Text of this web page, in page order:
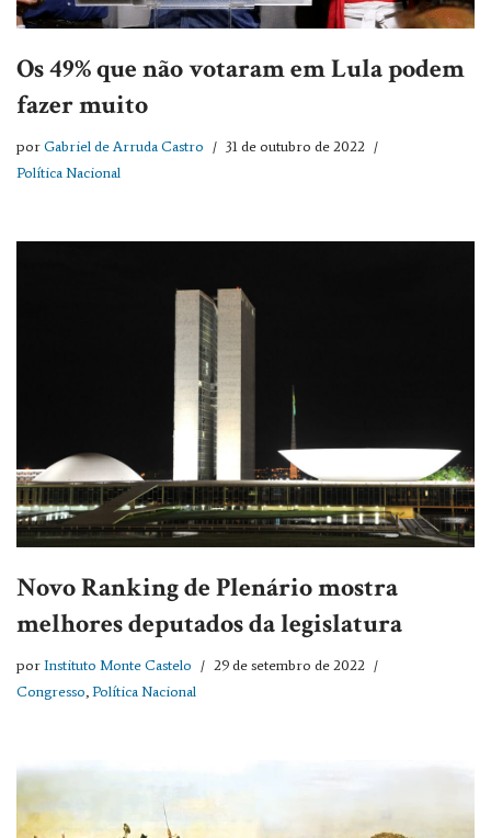
Os 49% que não votaram em Lula podem
fazer muito
porGabriel de Arruda Castro
31 de outubro de 2022
Política Nacional
Novo Ranking de Plenário mostra
melhores deputados da legislatura
porInstituto Monte Castelo
29 de setembro de 2022
Congresso,Política Nacional